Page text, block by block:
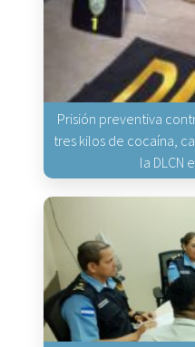
Prisión preventiva
tres kilos de cocaína,
la DLCN